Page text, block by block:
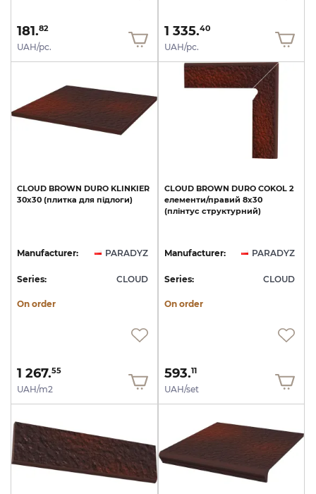
181.82
UAH/pc.
1 335.40
UAH/pc.
CLOUD BROWN DURO KLINKIER
30х30 (плитка для підлоги)
Manufacturer: PARADYZ
Series: CLOUD
On order
1 267.55
UAH/m2
CLOUD BROWN DURO COKOL 2
елементи/правий 8х30
(плінтус структурний)
Manufacturer: PARADYZ
Series: CLOUD
On order
593.11
UAH/set